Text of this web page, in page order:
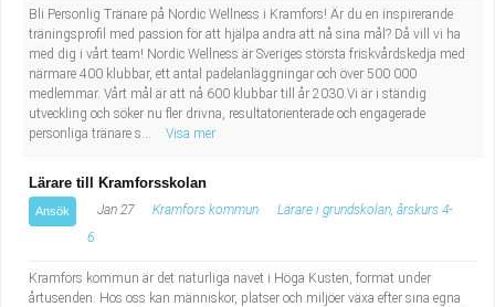
Bli Personlig Tränare på Nordic Wellness i Kramfors! Är du en inspirerande
träningsprofil med passion för att hjälpa andra att nå sina mål? Då vill vi ha
med dig i vårt team! Nordic Wellness är Sveriges största friskvårdskedja med
närmare 400 klubbar, ett antal padelanläggningar och över 500 000
medlemmar. Vårt mål är att nå 600 klubbar till år 2030.Vi är i ständig
utveckling och söker nu fler drivna, resultatorienterade och engagerade
personliga tränare s...
Visa mer
Lärare till Kramforsskolan
Ansök Jan 27 Kramfors kommun
Lärare i grundskolan, årskurs 4-
6
Kramfors kommun är det naturliga navet i Höga Kusten, format under
årtusenden. Hos oss kan människor, platser och miljöer växa efter sina egna